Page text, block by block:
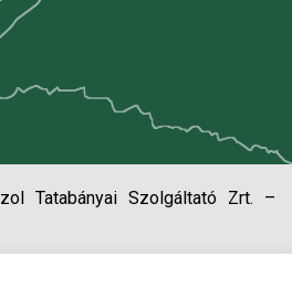
Tatabányai Szolgáltató Zrt. –